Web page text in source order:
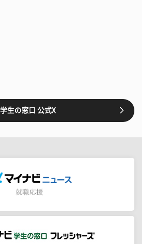
学生の窓口 公式X